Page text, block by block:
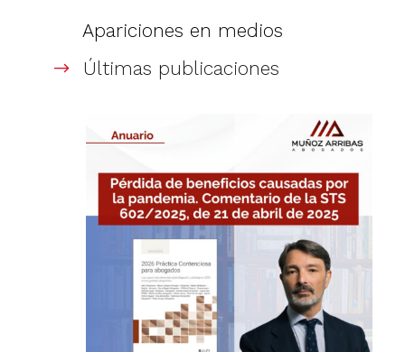
Apariciones en medios
$ Últimas publicaciones